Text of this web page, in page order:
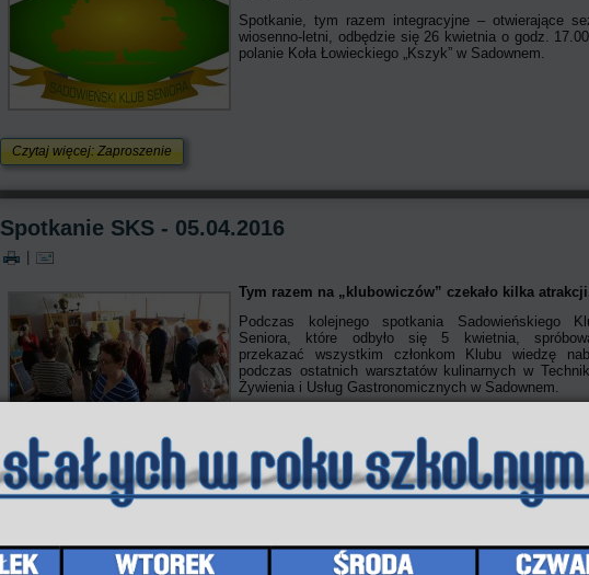
Spotkanie, tym razem integracyjne – otwierające
wiosenno-letni, odbędzie się 26 kwietnia o godz.
polanie Koła Łowieckiego „Kszyk” w Sadownem.
Czytaj więcej: Zaproszenie
Spotkanie SKS - 05.04.2016
Tym razem na „klubowiczów” czekało kilka
Podczas kolejnego spotkania Sadowieńskiego
Seniora, które odbyło się 5 kwietnia,
przekazać wszystkim członkom Klubu wiedzę
podczas ostatnich warsztatów kulinarnych w
Żywienia i Usług Gastronomicznych w Sadownem.
Czytaj więcej: Spotkanie SKS - 05.04.2016
Więcej artykułów…